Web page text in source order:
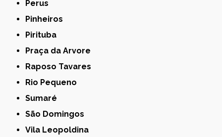
Perus
Pinheiros
Pirituba
Praça da Arvore
Raposo Tavares
Rio Pequeno
Sumaré
São Domingos
Vila Leopoldina